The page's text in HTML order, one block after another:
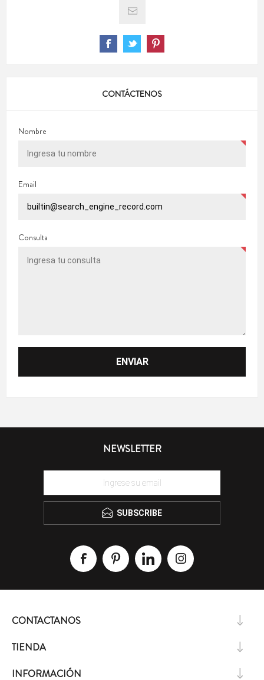
CONTÁCTENOS
Nombre
Email
Consulta
NEWSLETTER
SUBSCRIBE
CONTACTANOS
TIENDA
INFORMACIÓN